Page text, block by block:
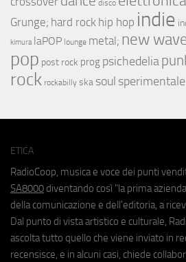
disco
Grunge; hard rock hip hop indie
kimura laPOP lounge metal; new
pop post rock prog psichedelia
rock rockabilly ska soul sperimentale
ETICA
RadioCoop, musica e voce dei punti
SA8000 diventando così "la prima
della comunicazione e dell'editoria, a
Dal punto di vista artistico e culturale,
ascolta tutto quello che viene inviato in
recensisce, e in alcuni casi, chiede